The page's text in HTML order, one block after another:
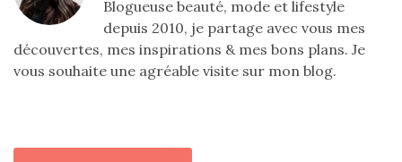
Comparatif :
Mini
Blogueuse beauté, mode et lifestyle
depuis 2010, je partage avec vous mes
découvertes, mes inspirations & mes bons plans. Je
vous souhaite une agréable visite sur mon blog.